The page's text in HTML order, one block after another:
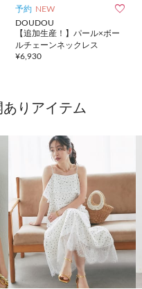
予約 NEW 
DOUDOU
【追加生産！】パール×ボー
ルチェーンネックレス
¥6,930
りアイテム